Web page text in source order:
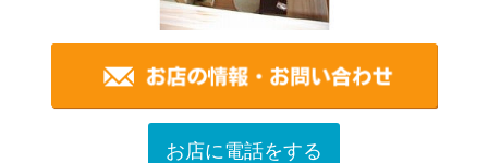
お店に電話をする